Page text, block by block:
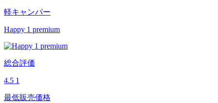
軽キャンパー
Happy 1 premium
総合評価
4.5 1
最低販売価格